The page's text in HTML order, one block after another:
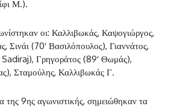
Μ.).
οι: Καλλιβωκάς, Καψογιώργος,
Σινάι (70′ Βασιλόπουλος), Γιαννάτος,
Γρηγοράτος (89′ Θωμάς),
Σταμούλης, Καλλιβωκάς Γ.
της 9ης αγωνιστικής, σημειώθηκαν τα